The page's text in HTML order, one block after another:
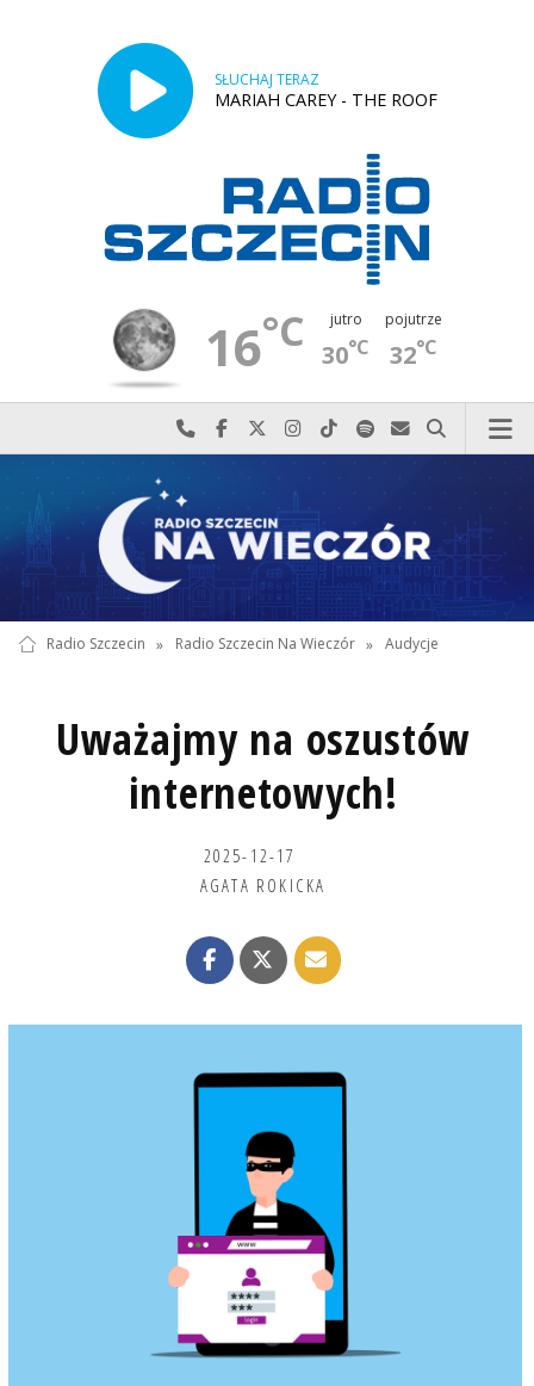
SŁUCHAJ TERAZ
MARIAH CAREY - THE ROOF
16°C jutro
30°C
pojutrze
32°C
Najlepiej po prostu do nas zadzwoń
Odwiedź nas na Facebook-u
Odwiedź nas na X
Odwiedź nas na Instagram-ie
Odwiedź nas na TikTok-u
Szukaj nas na Spotify
Wyślij do nas
Szukaj
Radio Szczecin » Radio Szczecin Na Wieczór » Audycje
Uważajmy na oszustów
internetowych!
2025-12-17
AGATA ROKICKA